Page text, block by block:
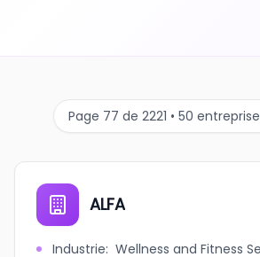
Page 77 de 2221 • 50
ALFA
Industrie: Wellness and Fitness